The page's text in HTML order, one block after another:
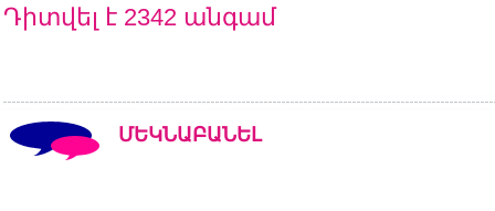
Դիտվել է 2342 անգամ
ՄԵԿՆԱԲԱՆԵԼ